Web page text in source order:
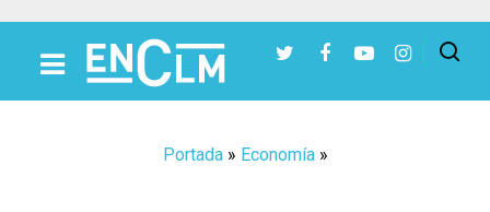
Portada» Economía»